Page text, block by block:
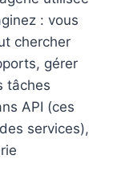
: vous
chercher
gérer
tâches
API (ces
services),